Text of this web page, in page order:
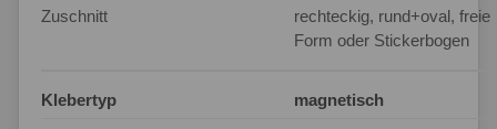
Zuschnitt
rechteckig, rund+oval, freie
Form oder Stickerbogen
Klebertyp
magnetisch